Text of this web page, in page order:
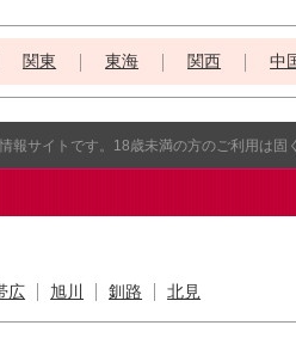
関東 東海 関西 中
報サイトです。18歳未満の方のご利用は固
広 旭川 釧路 北見